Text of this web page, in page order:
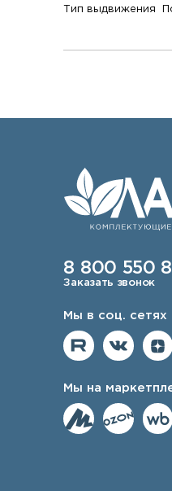
Тип выдвижения
8 800 550
Заказать звонок
Мы в соц. сетях
Мы на